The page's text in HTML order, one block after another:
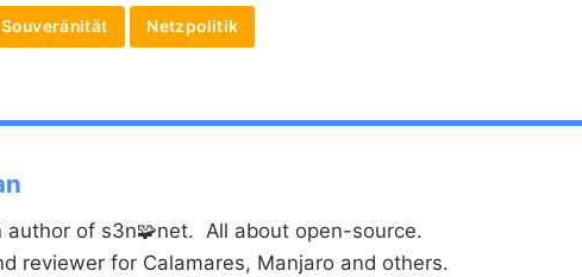
Netzpolitik
author of s3n🧩net. All about open-source.
reviewer for Calamares, Manjaro and others.